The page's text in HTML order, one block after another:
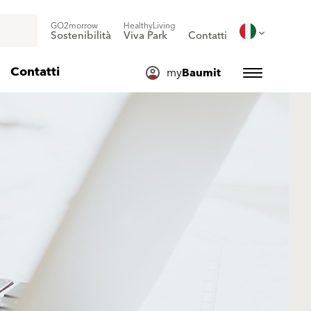
GO2morrow
Sostenibilità
HealthyLiving
Viva Park Contatti
Contatti myBaumit